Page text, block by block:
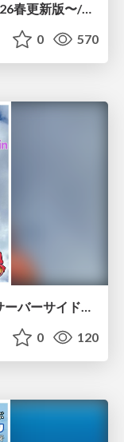
超入門！サーバーサイドKotlin〜2026春更新版〜/sski1
0 570
0 120